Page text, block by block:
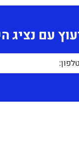
עם נציג